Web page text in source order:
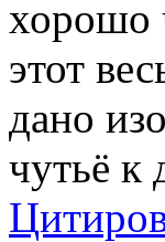
хорошо
этот
дано
чутьё к